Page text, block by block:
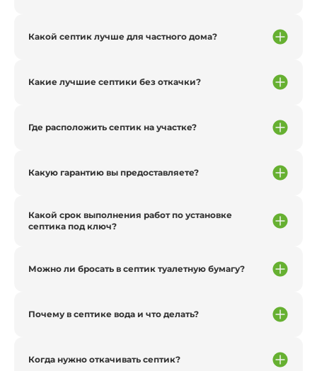
Какой септик лучше для частного дома?
Какие лучшие септики без откачки?
Где расположить септик на участке?
Какую гарантию вы предоставляете?
Какой срок выполнения работ по установке
септика под ключ?
Можно ли бросать в септик туалетную бумагу?
Почему в септике вода и что делать?
Когда нужно откачивать септик?